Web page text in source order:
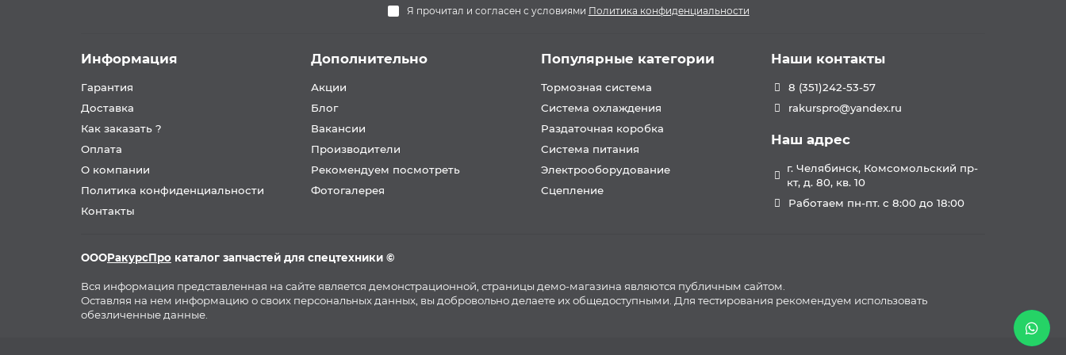
Я прочитал и согласен с условиями Политика конфиденциальности
Информация
Гарантия
Доставка
Как заказать ?
Оплата
О компании
Политика конфиденциальности
Контакты
Дополнительно
Акции
Блог
Вакансии
Производители
Рекомендуем посмотреть
Фотогалерея
Популярные категории
Тормозная система
Система охлаждения
Раздаточная коробка
Система питания
Электрооборудование
Сцепление
Наши контакты
8 (351)242-53-57
rakurspro@yandex.ru
Наш адрес
г. Челябинск, Комсомольский пр-
кт, д. 80, кв. 10
Работаем пн-пт. с 8:00 до 18:00
ОООРакурсПро каталог запчастей для спецтехники ©
Вся информация представленная на сайте является демонстрационной, страницы демо-магазина являются публичным сайтом.
Оставляя на нем информацию о своих персональных данных, вы добровольно делаете их общедоступными. Для тестирования рекомендуем использовать
обезличенные данные.